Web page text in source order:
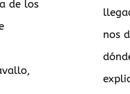
de los
nos